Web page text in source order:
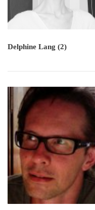
Delphine Lang (2)